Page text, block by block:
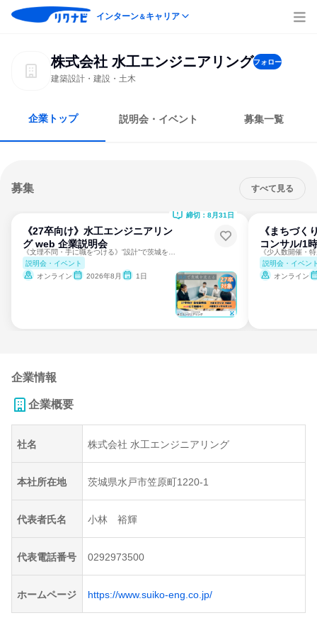
インターン＆キャリア
株式会社 水工エンジニアリングフォロー
建築設計・建設・土木
企業トップ 説明会・イベント 募集一覧
募集 すべて見る
《27卒向け》水工エンジニアリン
グ web 企業説明会
説明会・イベント
オンライン
2026年8月 1日
締切：8月31日
《まちづく
コンサル/1
説明会・イベン
オンライン
企業情報
企業概要
社名 株式会社 水工エンジニアリング
本社所在地 茨城県水戸市笠原町1220-1
代表者氏名 小林 裕輝
代表電話番号 0292973500
ホームページ https://www.suiko-eng.co.jp/